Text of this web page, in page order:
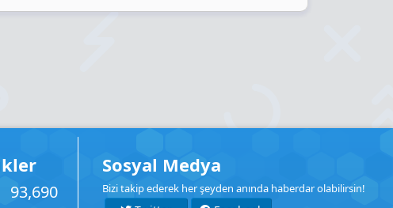
93,690
Sosyal Medya
Bizi takip ederek her şeyden anında haberdar olabilirsin!